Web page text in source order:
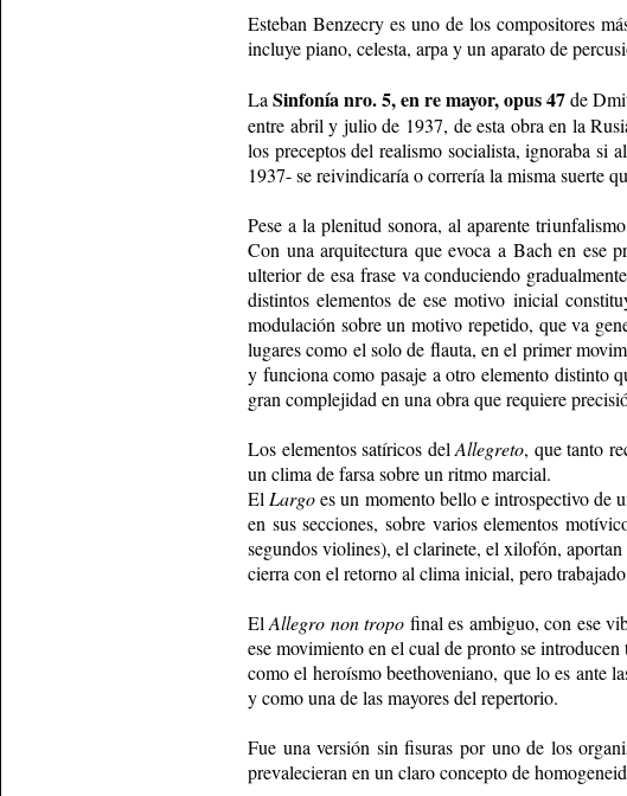
Esteban Benzecry es uno de los compositores
incluye piano, celesta, arpa y un aparato de
La Sinfonía nro. 5, en re mayor, opus 47de
entre abril y julio de 1937, de esta obra en la
los preceptos del realismo socialista, ignoraba
1937- se reivindicaría o correría la misma suerte
Pese a la plenitud sonora, al aparente
Con una arquitectura que evoca a Bach en ese
ulterior de esa frase va conduciendo
distintos elementos de ese motivo inicial
modulación sobre un motivo repetido, que va
lugares como el solo de flauta, en el primer
y funciona como pasaje a otro elemento distinto
gran complejidad en una obra que requiere
Los elementos satíricos del Allegreto, que tanto
un clima de farsa sobre un ritmo marcial.
El Largoes un momento bello e introspectivo de
en sus secciones, sobre varios elementos
segundos violines), el clarinete, el xilofón, aportan
cierra con el retorno al clima inicial, pero
ElAllegro non tropo final es ambiguo, con ese
ese movimiento en el cual de pronto se
como el heroísmo beethoveniano, que lo es ante
y como una de las mayores del repertorio.
Fue una versión sin fisuras por uno de los
prevalecieran en un claro concepto de